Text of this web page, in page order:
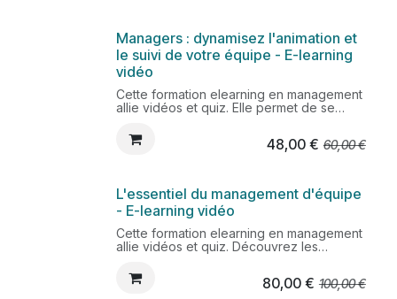
collective.
Managers : dynamisez l'animation et
le suivi de votre équipe - E-learning
vidéo
Cette formation elearning en management
allie vidéos et quiz. Elle permet de se
efficacement dans le pilotage quotidien de
l'équipe.
48,00€ 60,00€
L'essentiel du management d'équipe
- E-learning vidéo
Cette formation elearning en management
allie vidéos et quiz. Découvrez les
pour responsabiliser ses collaborateurs,
favoriser l'adhésion et la cohésion de
80,00€ 100,00€